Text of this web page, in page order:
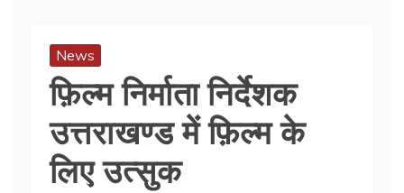
News
फ़िल्म निर्माता निर्देशक
उत्तराखण्ड में फ़िल्म के
लिए उत्सुक